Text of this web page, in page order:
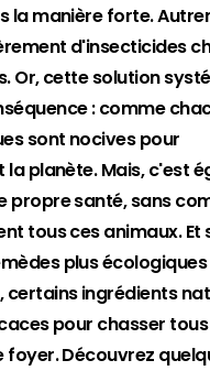
la manière forte.
d'insecticides
Or, cette solution
: comme
sont nocives pour
planète. Mais, c'est
propre santé, sans
tous ces animaux. Et
plus écologiques
certains ingrédients
pour chasser
Découvrez